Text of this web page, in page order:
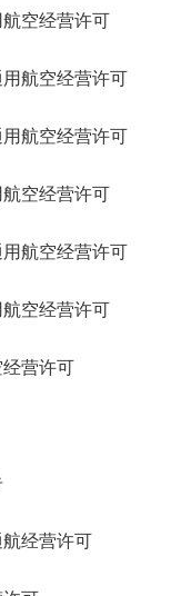
空经营许可
航空经营许可
航空经营许可
空经营许可
航空经营许可
空经营许可
营许可
经营许可